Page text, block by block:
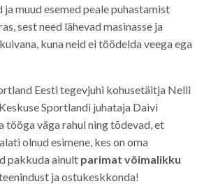
muud esemed peale puhastamist
sest need lähevad masinasse ja
kuna neid ei töödelda veega ega
Eesti tegevjuhi kohusetäitja Nelli
Sportlandi juhataja Daivi
tööga väga rahul ning tõdevad, et
olnud esimene, kes on oma
pakkuda ainult parimat võimalikku
ja ostukeskkonda!